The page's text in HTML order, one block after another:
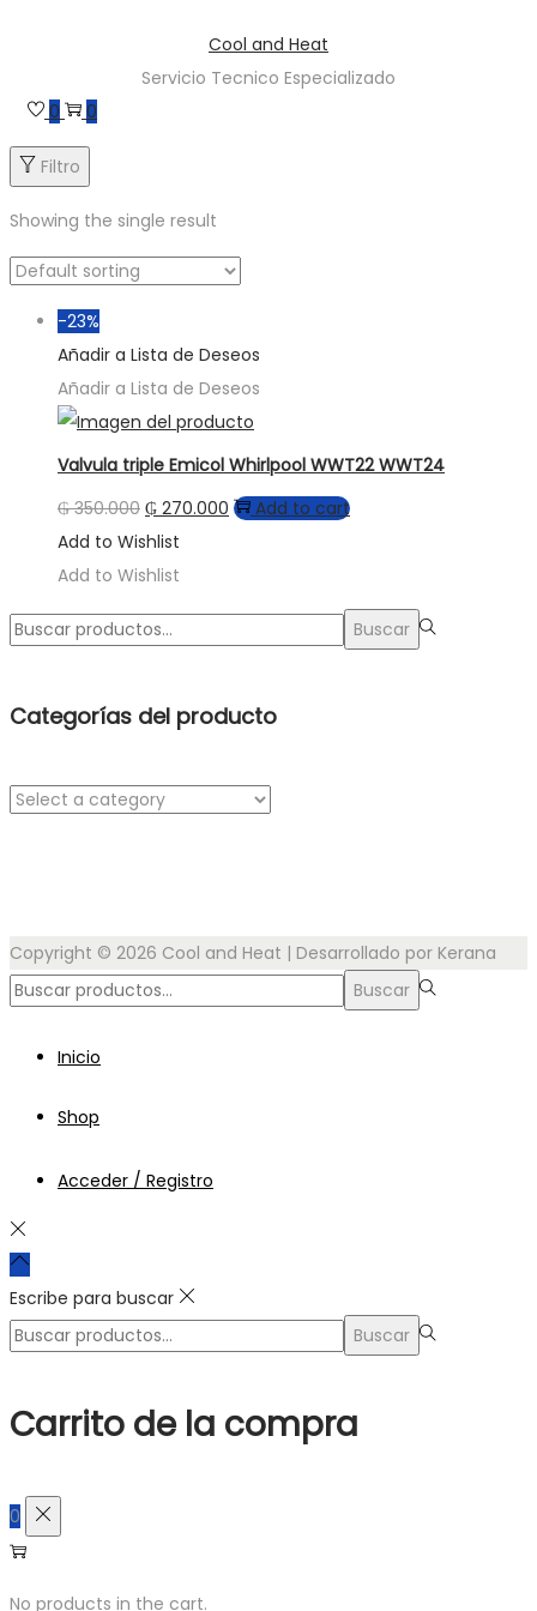
la
navegación
contenido
Cool and Heat
Servicio Tecnico Especializado
0
0
Filtro
Showing the single result
-23%
Añadir a Lista de Deseos
Añadir a Lista de Deseos
Valvula triple Emicol Whirlpool WWT22 WWT24
₲350.000 ₲ 270.000
Add to cart
Add to Wishlist
Add to Wishlist
Búsqueda
Buscar
Categorías del producto
Copyright © 2026 Cool and Heat | Desarrollado por Kerana
Búsqueda
Buscar
Inicio
Shop
Acceder / Registro
Escribe para buscar
Búsqueda
Buscar
Carrito de la compra
0
No products in the cart.